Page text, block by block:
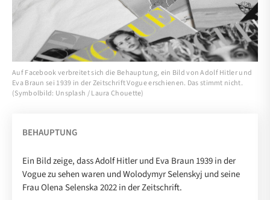
Auf Facebook verbreitet sich die Behauptung, ein Bild von Adolf Hitler und
Eva Braun sei 1939 in der Zeitschrift Vogue erschienen. Das stimmt nicht.
(Symbolbild: Unsplash / Laura Chouette)
BEHAUPTUNG
Ein Bild zeige, dass Adolf Hitler und Eva Braun 1939 in der
Vogue zu sehen waren und Wolodymyr Selenskyj und seine
Frau Olena Selenska 2022 in der Zeitschrift.